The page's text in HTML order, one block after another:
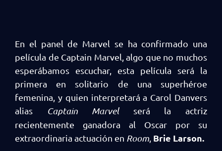
En el panel de Marvel se ha confirmado una
película de Captain Marvel, algo que no muchos
esperábamos escuchar, esta película será la
primera en solitario de una superhéroe
femenina, y quien interpretará a Carol Danvers
alias
Captain Marvelserá la actriz
recientemente ganadora al Oscar por su
extraordinaria actuación en Room Brie Larson.